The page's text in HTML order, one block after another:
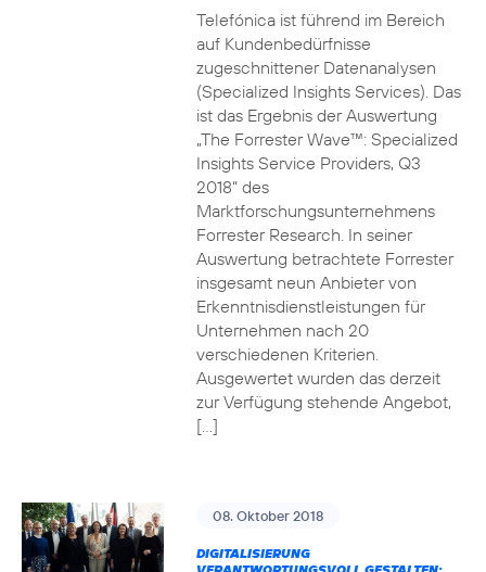
Telefónica ist führend im Bereich
auf Kundenbedürfnisse
zugeschnittener Datenanalysen
(Specialized Insights Services). Das
ist das Ergebnis der Auswertung
„The Forrester Wave™: Specialized
Insights Service Providers, Q3
2018“ des
Marktforschungsunternehmens
Forrester Research. In seiner
Auswertung betrachtete Forrester
insgesamt neun Anbieter von
Erkenntnisdienstleistungen für
Unternehmen nach 20
verschiedenen Kriterien.
Ausgewertet wurden das derzeit
zur Verfügung stehende Angebot,
[…]
08. Oktober 2018
DIGITALISIERUNG